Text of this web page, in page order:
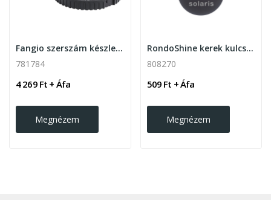
Fangio szerszám készlet autókerék alakú dobozban
781784
4 269 Ft + Áfa
Megnézem
RondoShine kerek kulcstartó
808270
509 Ft + Áfa
Megnézem